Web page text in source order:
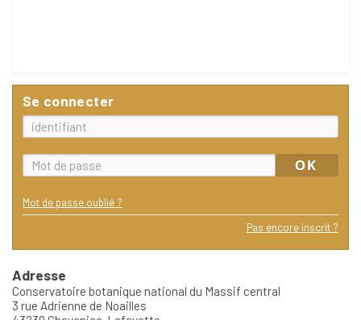
Se connecter
Mot de passe oublié ?
Pas encore inscrit ?
Adresse
Conservatoire botanique national du Massif central
3 rue Adrienne de Noailles